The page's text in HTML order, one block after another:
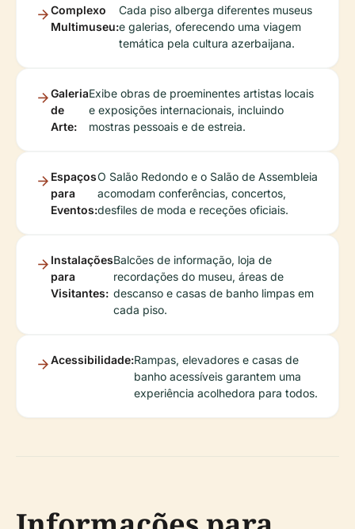
Complexo
Multimuseu:
Cada piso alberga diferentes museus
e galerias, oferecendo uma viagem
temática pela cultura azerbaijana.
Galeria
de
Arte:
Exibe obras de proeminentes artistas locais
e exposições internacionais, incluindo
mostras pessoais e de estreia.
Espaços
para
Eventos:
O Salão Redondo e o Salão de Assembleia
acomodam conferências, concertos,
desfiles de moda e receções oficiais.
Instalações
para
Visitantes:
Balcões de informação, loja de
recordações do museu, áreas de
descanso e casas de banho limpas em
cada piso.
Acessibilidade:Rampas, elevadores e casas de
banho acessíveis garantem uma
experiência acolhedora para todos.